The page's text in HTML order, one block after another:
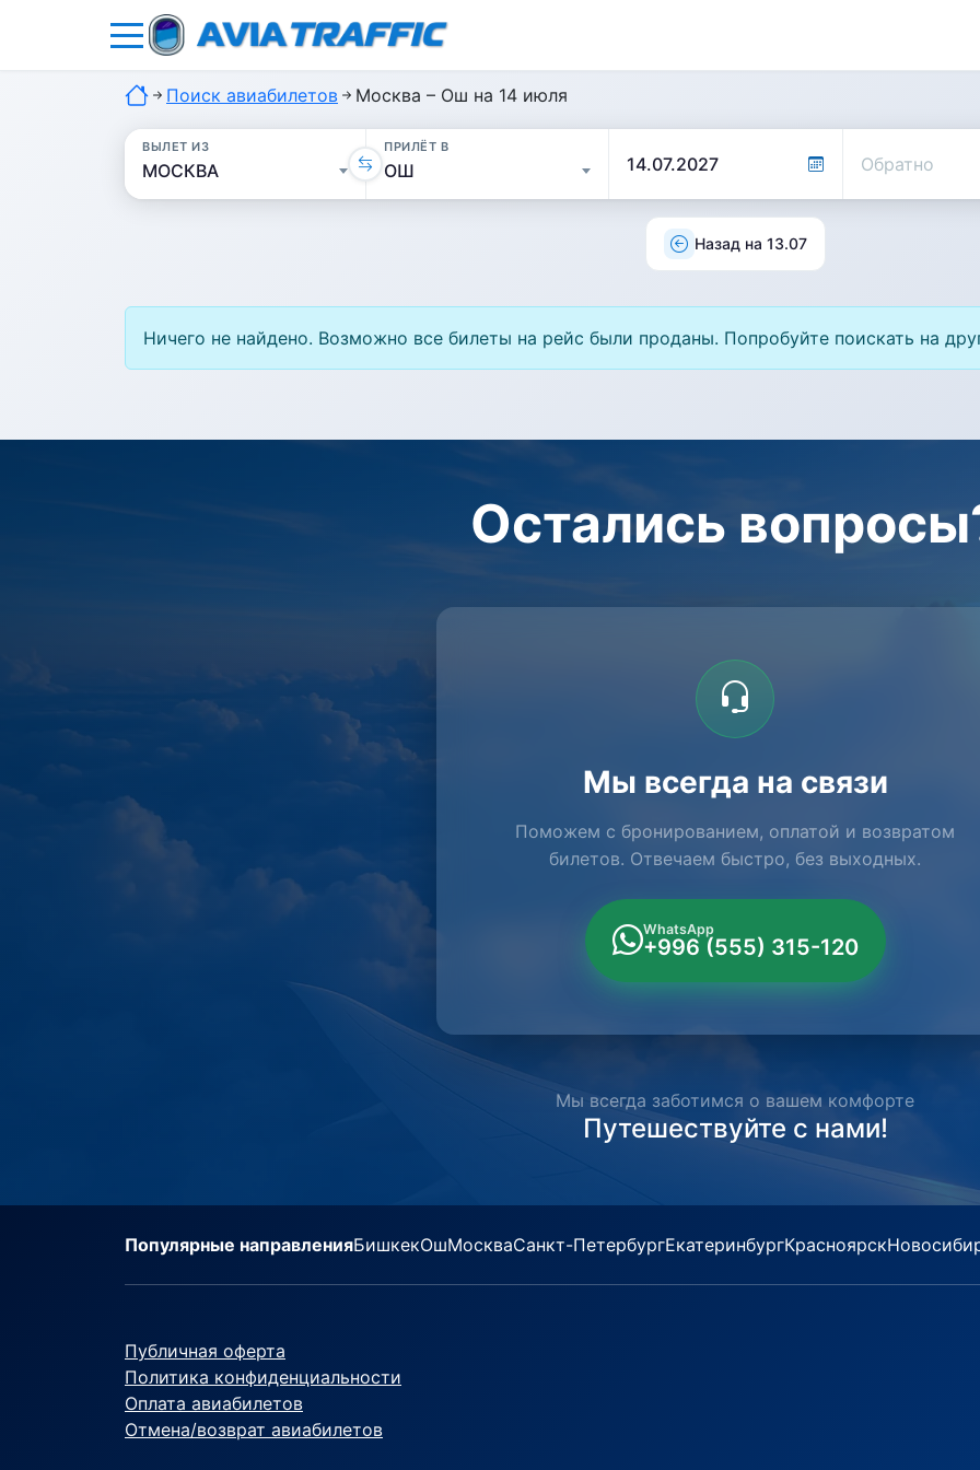
Поиск авиабилетов Москва – Ош на 14 июля
ВЫЛЕТ ИЗ ПРИЛЁТ В
Назад на 13.07
Ничего не найдено. Возможно все билеты на рейс были проданы. Попробуйте поискать на
Остались
Мы всегда на связи
Поможем с бронированием, оплатой и возвратом
билетов. Отвечаем быстро, без выходных.
WhatsApp
+996 (555) 315-120
Мы всегда заботимся о вашем комфорте
Путешествуйте с нами!
Популярные направленияБишкекОшМоскваСанкт-ПетербургЕкатеринбургКрасноярск
Публичная оферта
Политика конфиденциальности
Оплата авиабилетов
Отмена/возврат авиабилетов